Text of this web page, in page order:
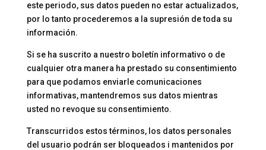
este periodo, sus datos pueden no estar actualizados,
por lo tanto procederemos a la supresión de toda su
información.
Si se ha suscrito a nuestro boletín informativo o de
cualquier otra manera ha prestado su consentimiento
para que podamos enviarle comunicaciones
informativas, mantendremos sus datos mientras
usted no revoque su consentimiento.
Transcurridos estos términos, los datos personales
del usuario podrán ser bloqueados i mantenidos por